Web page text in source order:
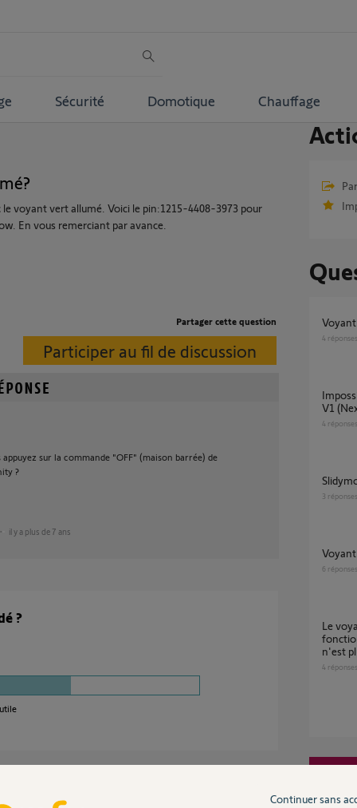
Sécurité Domotique Chauffage
voyant vert allumé. Voici le pin:1215-4408-3973 pour
En vous remerciant par avance.
Partager cette question
Participer au fil de discussion
appuyez sur la commande "OFF" (maison barrée) de
?
il y a plus de 7 ans
?
4 réponses
Impossible d’appairer ma TaHoma Rail DIN
V1
4 réponses
3 réponses
6 réponses
Le voyant vert de mon portail solaire ne
n'est
4 réponses
Continuer sans